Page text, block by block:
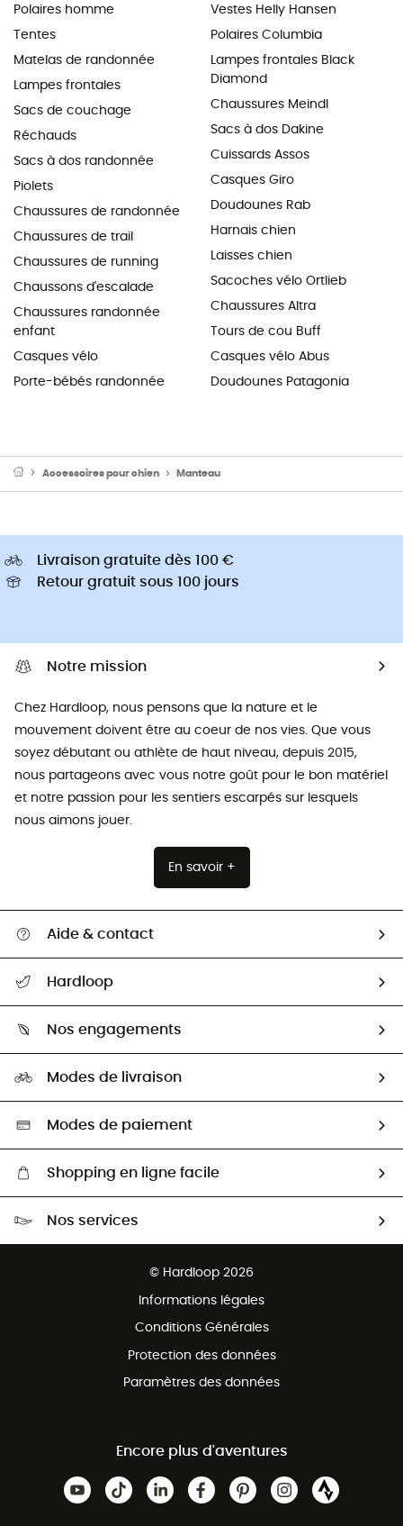
Polaires homme
Tentes
Matelas de randonnée
Lampes frontales
Sacs de couchage
Réchauds
Sacs à dos randonnée
Piolets
Chaussures de randonnée
Chaussures de trail
Chaussures de running
Chaussons d'escalade
Chaussures randonnée
enfant
Casques vélo
Porte-bébés randonnée
Vestes Helly Hansen
Polaires Columbia
Lampes frontales Black
Diamond
Chaussures Meindl
Sacs à dos Dakine
Cuissards Assos
Casques Giro
Doudounes Rab
Harnais chien
Laisses chien
Sacoches vélo Ortlieb
Chaussures Altra
Tours de cou Buff
Casques vélo Abus
Doudounes Patagonia
Accessoires pour chien Manteau
Livraison gratuite dès 100 €
Retour gratuit sous 100 jours
Notre mission
Chez Hardloop, nous pensons que la nature et le
mouvement doivent être au coeur de nos vies. Que vous
soyez débutant ou athlète de haut niveau, depuis 2015,
nous partageons avec vous notre goût pour le bon matériel
et notre passion pour les sentiers escarpés sur lesquels
nous aimons jouer.
En savoir +
Aide & contact
Guide des tailles
Seconde Main
Aide & Contact
Hardloop
HardGuides
Nos engagements
Sélection éco-responsable
Modes de livraison
Modes de paiement
Shopping en ligne facile
Nos services
© Hardloop 2026
Informations légales
Conditions Générales
Protection des données
Paramètres des données
Encore plus d'aventures